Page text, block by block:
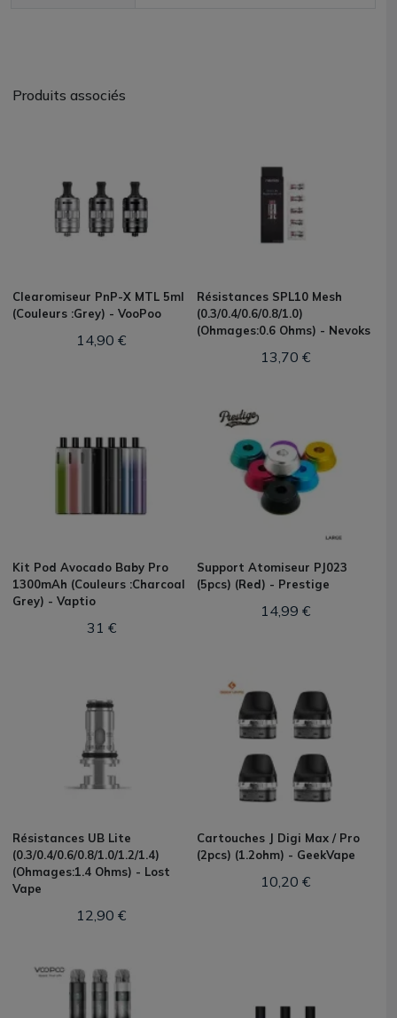
Produits associés
Clearomiseur PnP-X MTL 5ml
(Couleurs :Grey) - VooPoo
14,90 €
Résistances SPL10 Mesh
(0.3/0.4/0.6/0.8/1.0)
(Ohmages:0.6 Ohms) - Nevoks
13,70 €
Kit Pod Avocado Baby Pro
1300mAh (Couleurs :Charcoal
Grey) - Vaptio
31 €
Support Atomiseur PJ023
(5pcs) (Red) - Prestige
14,99 €
Résistances UB Lite
(0.3/0.4/0.6/0.8/1.0/1.2/1.4)
(Ohmages:1.4 Ohms) - Lost
Vape
12,90 €
Cartouches J Digi Max / Pro
(2pcs) (1.2ohm) - GeekVape
10,20 €